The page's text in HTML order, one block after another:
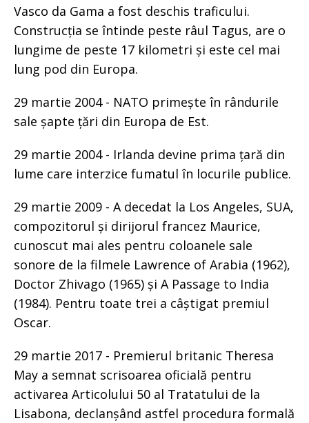
Vasco da Gama a fost deschis traficului.
Construcția se întinde peste râul Tagus, are o
lungime de peste 17 kilometri și este cel mai
lung pod din Europa.
29 martie 2004 - NATO primește în rândurile
sale șapte țări din Europa de Est.
29 martie 2004 - Irlanda devine prima țară din
lume care interzice fumatul în locurile publice.
29 martie 2009 - A decedat la Los Angeles, SUA,
compozitorul și dirijorul francez Maurice,
cunoscut mai ales pentru coloanele sale
sonore de la filmele Lawrence of Arabia (1962),
Doctor Zhivago (1965) și A Passage to India
(1984). Pentru toate trei a câștigat premiul
Oscar.
29 martie 2017 - Premierul britanic Theresa
May a semnat scrisoarea oficială pentru
activarea Articolului 50 al Tratatului de la
Lisabona, declanșând astfel procedura formală